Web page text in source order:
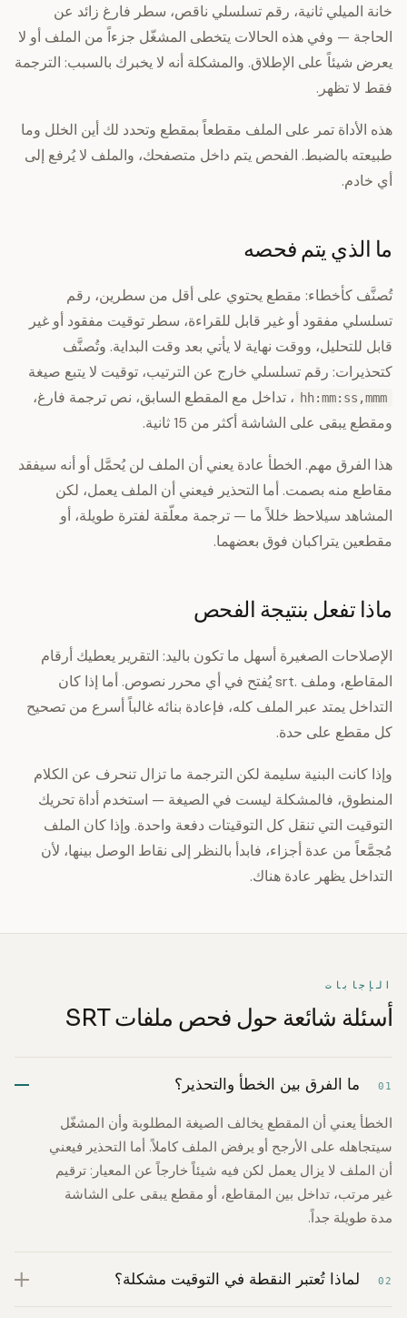
خانة الميلي ثانية، رقم تسلسلي ناقص، سطر فارغ زائد عن
الحاجة — وفي هذه الحالات يتخطى المشغّل جزءاً من الملف أو لا
يعرض شيئاً على الإطلاق. والمشكلة أنه لا يخبرك بالسبب: الترجمة
فقط لا تظهر.
هذه الأداة تمر على الملف مقطعاً بمقطع وتحدد لك أين الخلل وما
طبيعته بالضبط. الفحص يتم داخل متصفحك، والملف لا يُرفع إلى
أي خادم.
ما الذي يتم فحصه
تُصنَّف كأخطاء: مقطع يحتوي على أقل من سطرين، رقم
تسلسلي مفقود أو غير قابل للقراءة، سطر توقيت مفقود أو غير
قابل للتحليل، ووقت نهاية لا يأتي بعد وقت البداية. وتُصنَّف
كتحذيرات: رقم تسلسلي خارج عن الترتيب، توقيت لا يتبع صيغة
hh:mm:ss,mmm ، تداخل مع المقطع السابق، نص ترجمة فارغ،
ومقطع يبقى على الشاشة أكثر من 15 ثانية.
هذا الفرق مهم. الخطأ عادة يعني أن الملف لن يُحمَّل أو أنه سيفقد
مقاطع منه بصمت. أما التحذير فيعني أن الملف يعمل، لكن
المشاهد سيلاحظ خللاً ما — ترجمة معلّقة لفترة طويلة، أو
مقطعين يتراكبان فوق بعضهما.
ماذا تفعل بنتيجة الفحص
الإصلاحات الصغيرة أسهل ما تكون باليد: التقرير يعطيك أرقام
المقاطع، وملف .srt يُفتح في أي محرر نصوص. أما إذا كان
التداخل يمتد عبر الملف كله، فإعادة بنائه غالباً أسرع من تصحيح
كل مقطع على حدة.
وإذا كانت البنية سليمة لكن الترجمة ما تزال تنحرف عن الكلام
المنطوق، فالمشكلة ليست في الصيغة — استخدم أداة تحريك
التوقيت التي تنقل كل التوقيتات دفعة واحدة. وإذا كان الملف
مُجمَّعاً من عدة أجزاء، فابدأ بالنظر إلى نقاط الوصل بينها، لأن
التداخل يظهر عادة هناك.
الإجابات
أسئلة شائعة حول فحص ملفات SRT
01 ما الفرق بين الخطأ والتحذير؟
الخطأ يعني أن المقطع يخالف الصيغة المطلوبة وأن المشغّل
سيتجاهله على الأرجح أو يرفض الملف كاملاً. أما التحذير فيعني
أن الملف لا يزال يعمل لكن فيه شيئاً خارجاً عن المعيار: ترقيم
غير مرتب، تداخل بين المقاطع، أو مقطع يبقى على الشاشة
مدة طويلة جداً.
02 لماذا تُعتبر النقطة في التوقيت مشكلة؟